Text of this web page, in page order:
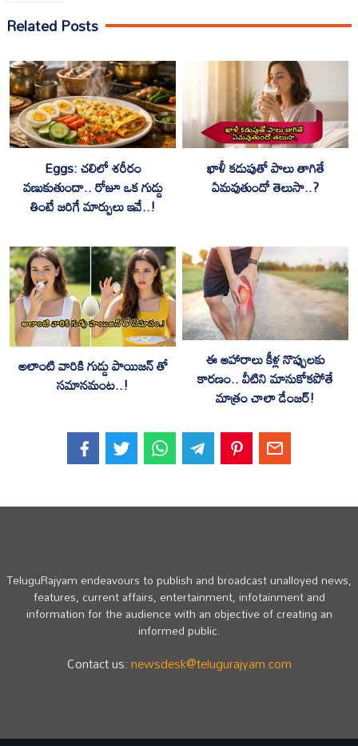
Related Posts
Eggs: చలిలో శరీరం
వణుకుతుందా.. రోజూ ఒక గుడ్డు
తింటే జరిగే మార్పులు ఇవే..!
ఖాళీ కడుపుతో పాలు తాగితే
ఏమవుతుందో తెలుసా..?
అలాంటి వారికి గుడ్డు పాయిజన్ తో
సమానమంట..!
ఈ ఆహారాలు కీళ్ల నొప్పులకు
కారణం.. వీటిని మానుకోకపోతే
మాత్రం చాలా డేంజర్!
TeluguRajyam endeavours to publish and broadcast unalloyed news,
features, current affairs, entertainment, infotainment and
information for the audience with an objective of creating an
informed public.
Contact us:newsdesk@telugurajyam.com